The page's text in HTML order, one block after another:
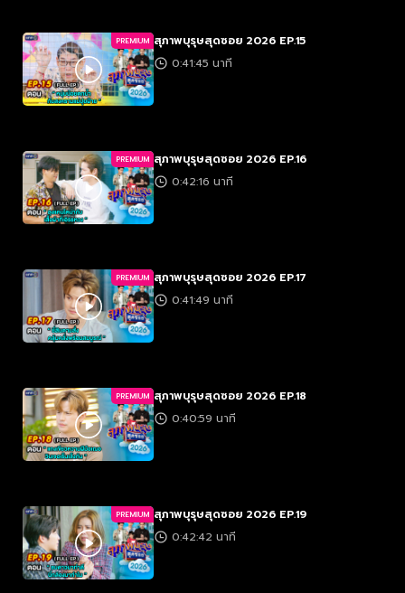
PREMIUM สุภาพบุรุษสุดซอย 2026 EP.15
0:41:45 นาที
PREMIUM สุภาพบุรุษสุดซอย 2026 EP.16
0:42:16 นาที
PREMIUM สุภาพบุรุษสุดซอย 2026 EP.17
0:41:49 นาที
PREMIUM สุภาพบุรุษสุดซอย 2026 EP.18
0:40:59 นาที
PREMIUM สุภาพบุรุษสุดซอย 2026 EP.19
0:42:42 นาที